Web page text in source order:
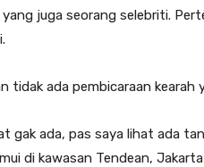
juga seorang selebriti.
tidak ada pembicaraan kearah
gak ada, pas saya lihat ada
di kawasan Tendean,